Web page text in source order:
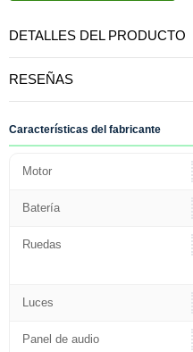
DETALLES DEL PRODUCTO
RESEÑAS
Características del fabricante
Motor
Batería
Ruedas
Luces
Panel de audio